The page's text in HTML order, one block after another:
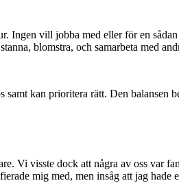
vill jobba med eller för en
blomstra, och samarbeta med
kan prioritera rätt. Den balansen
Vi visste dock att några av oss var
mig med, men insåg att jag hade